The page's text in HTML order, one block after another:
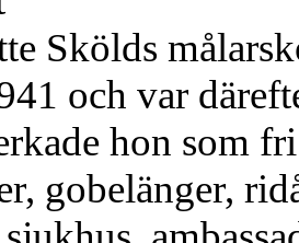
Skölds
och var
hon som
gobelänger,